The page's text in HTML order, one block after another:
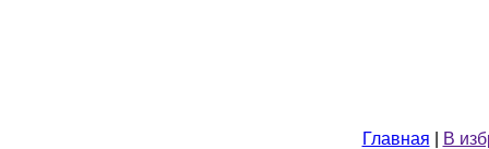
Главная В